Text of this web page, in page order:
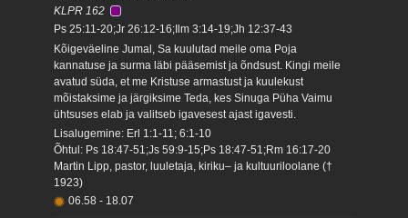
KLPR 162
Ps 25:11-20;Jr 26:12-16;Ilm 3:14-19;Jh 12:37-43
Kõigeväeline Jumal, Sa kuulutad meile oma Poja
kannatuse ja surma läbi pääsemist ja õndsust. Kingi meile
avatud süda, et me Kristuse armastust ja kuulekust
mõistaksime ja järgiksime Teda, kes Sinuga Püha Vaimu
ühtsuses elab ja valitseb igavesest ajast igavesti.
Lisalugemine: Erl 1:1-11; 6:1-10
Õhtul: Ps 18:47-51;Js 59:9-15;Ps 18:47-51;Rm 16:17-20
Martin Lipp, pastor, luuletaja, kiriku– ja kultuuriloolane (†
1923)
06.58 - 18.07